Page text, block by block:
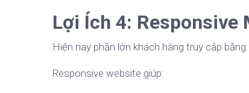
Lợi Ích 4: Responsive
Hiện nay phần lớn khách hàng truy cập
Responsive website giúp: